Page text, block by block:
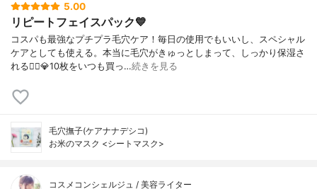
5.00
リピートフェイスパック💙
コスパも最強なプチプラ毛穴ケア！毎日の使用でもいいし、スペシャル
ケアとしても使える。本当に毛穴がきゅっとしまって、しっかり保湿さ
れる🙆‍♀️💎10枚をいつも買っ…続きを見る
毛穴撫子(ケアナナデシコ)
お米のマスク <シートマスク>
コスメコンシェルジュ / 美容ライター